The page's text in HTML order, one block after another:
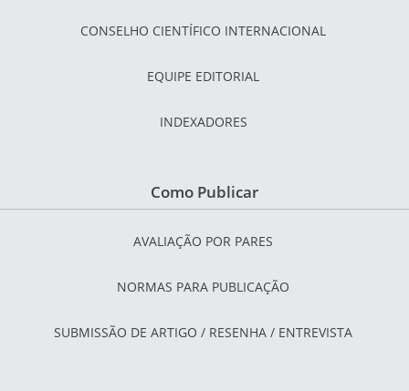
CONSELHO CIENTÍFICO INTERNACIONAL
EQUIPE EDITORIAL
INDEXADORES
Como Publicar
AVALIAÇÃO POR PARES
NORMAS PARA PUBLICAÇÃO
SUBMISSÃO DE ARTIGO / RESENHA / ENTREVISTA